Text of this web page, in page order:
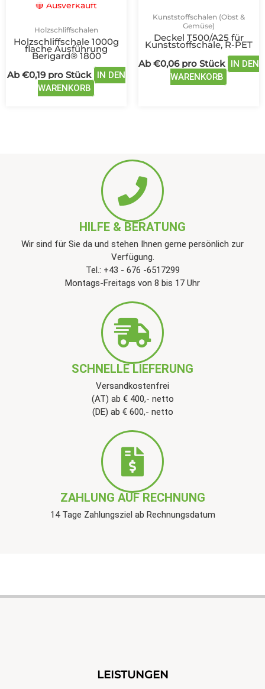
🔴 Ausverkauft
Holzschliffschalen
Holzschliffschale 1000g
flache Ausführung
Berigard® 1800
Ab€0,19pro Stück
IN DEN
WARENKORB
Die
Optionen
können
auf
Kunststoffschalen (Obst &
Gemüse)
Deckel T500/A25 für
Kunststoffschale, R-PET
Ab€0,06pro Stück
IN DEN
WARENKORB
Die
können
HILFE & BERATUNG
Wir sind für Sie da und stehen Ihnen gerne persönlich zur
Verfügung.
Tel.: +43 - 676 -6517299
Montags-Freitags von 8 bis 17 Uhr
SCHNELLE LIEFERUNG
Versandkostenfrei
(AT) ab € 400,- netto
(DE) ab € 600,- netto
ZAHLUNG AUF RECHNUNG
14 Tage Zahlungsziel ab Rechnungsdatum
LEISTUNGEN